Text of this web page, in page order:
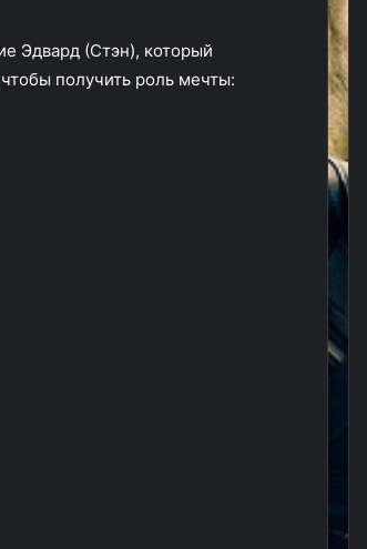
Эдвард (Стэн), который
получить роль мечты: